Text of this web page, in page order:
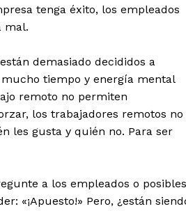
tenga éxito, los empleados
mal.
demasiado decididos a
tiempo y energía mental
remoto no permiten
los trabajadores remotos no
les gusta y quién no. Para ser
a los empleados o posibles
«¡Apuesto!» Pero, ¿están